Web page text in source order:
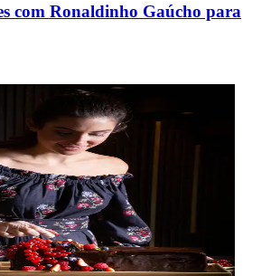
com Ronaldinho Gaúcho para